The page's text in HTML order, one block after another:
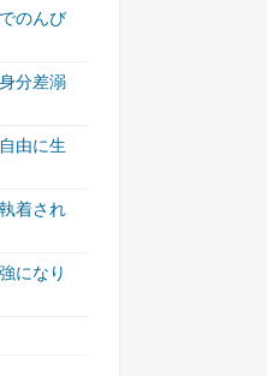
のんび
分差溺
由に生
着され
になり